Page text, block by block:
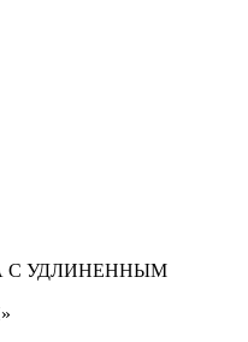
С УДЛИНЕННЫМ